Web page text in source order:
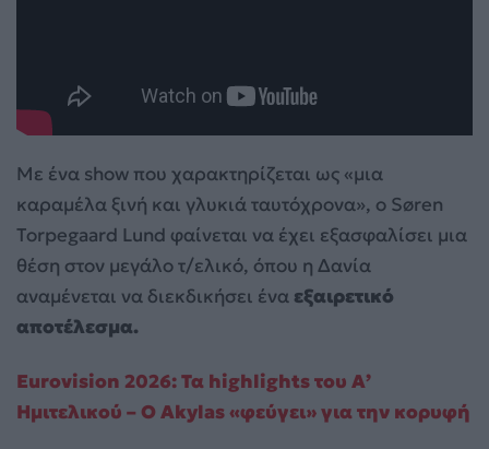
Με ένα show που χαρακτηρίζεται ως «μια
καραμέλα ξινή και γλυκιά ταυτόχρονα», ο Søren
Torpegaard Lund φαίνεται να έχει εξασφαλίσει μια
θέση στον μεγάλο τ/ελικό, όπου η Δανία
αναμένεται να διεκδικήσει ένα εξαιρετικό
αποτέλεσμα.
Eurovision 2026: Τα highlights του Α’
Ημιτελικού – Ο Akylas «φεύγει» για την κορυφή